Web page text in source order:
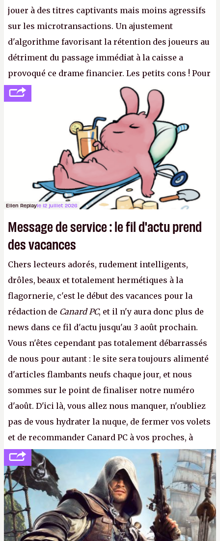
jouer à des titres captivants mais moins agressifs
sur les microtransactions. Un ajustement
d'algorithme favorisant la rétention des joueurs au
détriment du passage immédiat à la caisse a
provoqué ce drame financier. Les petits cons ! Pour
se consoler, le PDG David Baszucki peut compter
sur le déblocage du jeu en Russie et l'explosion des
joueurs majeurs (+32 %). L'avenir appartient donc
aux adultes, qui ne sont jamais que des enfants
avec du pouvoir d'achat.P.
Ellen Replayle 12 juillet 2026
Message de service : le fil d'actu prend
des vacances
Chers lecteurs adorés, rudement intelligents,
drôles, beaux et totalement hermétiques à la
flagornerie, c'est le début des vacances pour la
rédaction de Canard PC, et il n'y aura donc plus de
news dans ce fil d'actu jusqu'au 3 août prochain.
Vous n'êtes cependant pas totalement débarrassés
de nous pour autant : le site sera toujours alimenté
d'articles flambants neufs chaque jour, et nous
sommes sur le point de finaliser notre numéro
d'août. D'ici là, vous allez nous manquer, n'oubliez
pas de vous hydrater la nuque, de fermer vos volets
et de recommander Canard PC à vos proches, à
votre famille et aux inconnus que vous croisez
dans la rue. Bon été à tous ! –ER.